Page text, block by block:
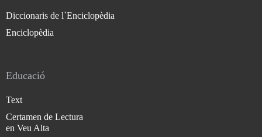
Diccionaris de l`Enciclopèdia
Enciclopèdia
Educació
Text
Certamen de Lectura
en Veu Alta